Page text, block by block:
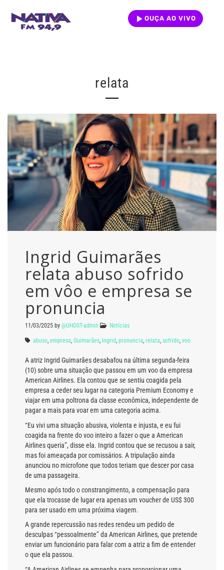
OUÇA AO VIVO
relata
Ingrid Guimarães
relata abuso sofrido
em vôo e empresa se
pronuncia
11/03/2025 by @UHOST-admin Notícias
abuso, empresa, Guimarães, Ingrid, pronuncia, relata, sofrido, voo
A atriz Ingrid Guimarães desabafou na última segunda-feira
(10) sobre uma situação que passou em um voo da empresa
American Airlines. Ela contou que se sentiu coagida pela
empresa a ceder seu lugar na categoria Premium Economy e
viajar em uma poltrona da classe econômica, independente de
pagar a mais para voar em uma categoria acima.
“Eu vivi uma situação abusiva, violenta e injusta, e eu fui
coagida na frente do voo inteiro a fazer o que a American
Airlines queria”, disse ela. Ingrid contou que se recusou a sair,
mas foi ameaçada por comissários. A tripulação ainda
anunciou no microfone que todos teriam que descer por casa
de uma passageira.
Mesmo após todo o constrangimento, a compensação para
que ela trocasse de lugar era apenas um voucher de US$ 300
para ser usado em uma próxima viagem.
A grande repercussão nas redes rendeu um pedido de
desculpas “pessoalmente” da American Airlines, que pretende
enviar um funcionário para falar com a atriz a fim de entender
o que ela passou.